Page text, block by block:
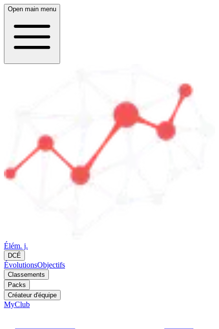
Open main menu
Élém. j.
DCÉ
ÉvolutionsObjectifs
Classements
Packs
Créateur d'équipe
MyClub